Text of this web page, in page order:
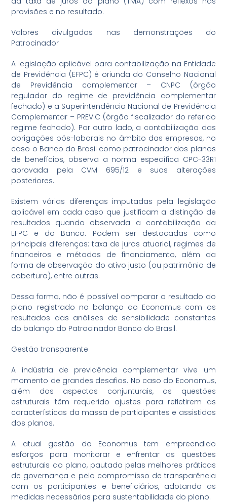
provisões e no resultado.
Valores divulgados nas demonstrações do
Patrocinador
A legislação aplicável para contabilização na Entidade
de Previdência (EFPC) é oriunda do Conselho Nacional
de Previdência complementar – CNPC (órgão
regulador do regime de previdência complementar
fechado) e a Superintendência Nacional de Previdência
Complementar – PREVIC (órgão fiscalizador do referido
regime fechado). Por outro lado, a contabilização das
obrigações pós-laborais no âmbito das empresas, no
caso o Banco do Brasil como patrocinador dos planos
de benefícios, observa a norma específica CPC-33R1
aprovada pela CVM 695/12 e suas alterações
posteriores.
Existem várias diferenças imputadas pela legislação
aplicável em cada caso que justificam a distinção de
resultados quando observada a contabilização da
EFPC e do Banco. Podem ser destacadas como
principais diferenças: taxa de juros atuarial, regimes de
financeiros e métodos de financiamento, além da
forma de observação do ativo justo (ou patrimônio de
cobertura), entre outras.
Dessa forma, não é possível comparar o resultado do
plano registrado no balanço do Economus com os
resultados das análises de sensibilidade constantes
do balanço do Patrocinador Banco do Brasil.
Gestão transparente
A indústria de previdência complementar vive um
momento de grandes desafios. No caso do Economus,
além dos aspectos conjunturais, as questões
estruturais têm requerido ajustes para refletirem as
características da massa de participantes e assistidos
dos planos.
A atual gestão do Economus tem empreendido
esforços para monitorar e enfrentar as questões
estruturais do plano, pautada pelas melhores práticas
de governança e pelo compromisso de transparência
com os participantes e beneficiários, adotando as
medidas necessárias para sustentabilidade do plano.